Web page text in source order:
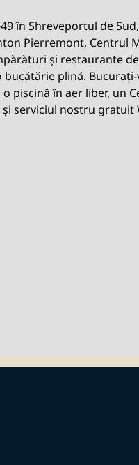
în Shreveportul de
Pierremont, Centrul
și restaurante
plină.
o piscină în aer liber, un
serviciul nostru gratuit